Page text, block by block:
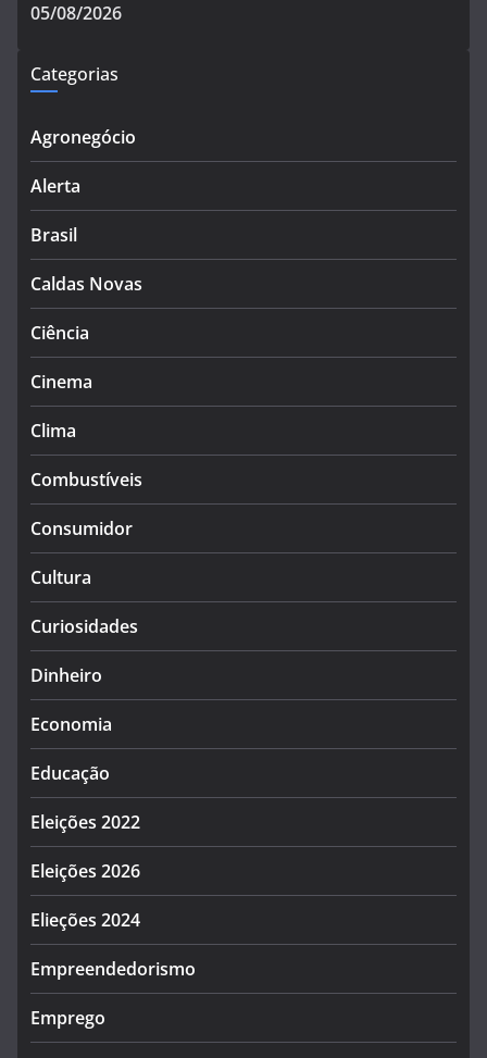
05/08/2026
Categorias
Agronegócio
Alerta
Brasil
Caldas Novas
Ciência
Cinema
Clima
Combustíveis
Consumidor
Cultura
Curiosidades
Dinheiro
Economia
Educação
Eleições 2022
Eleições 2026
Elieções 2024
Empreendedorismo
Emprego